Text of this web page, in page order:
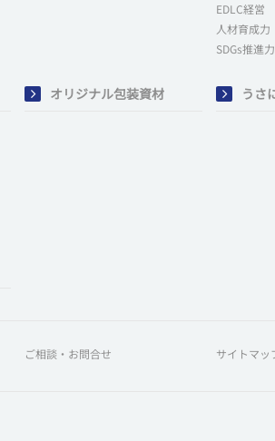
EDLC経営
人材育成力
SDGs推進力
オリジナル包装資材 うさ
ご相談・お問合せ サイトマッ